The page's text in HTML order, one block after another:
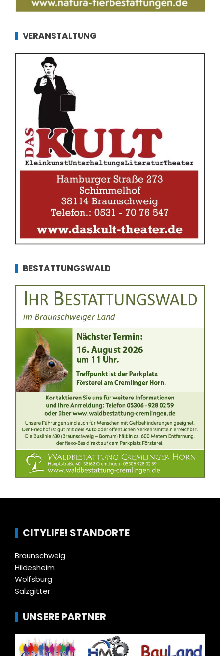
VERANSTALTUNG
BESTATTUNGSWALD
CITYLIFE! STANDORTE
Braunschweig
Hildesheim
Wolfsburg
Salzgitter
UNSERE PARTNER